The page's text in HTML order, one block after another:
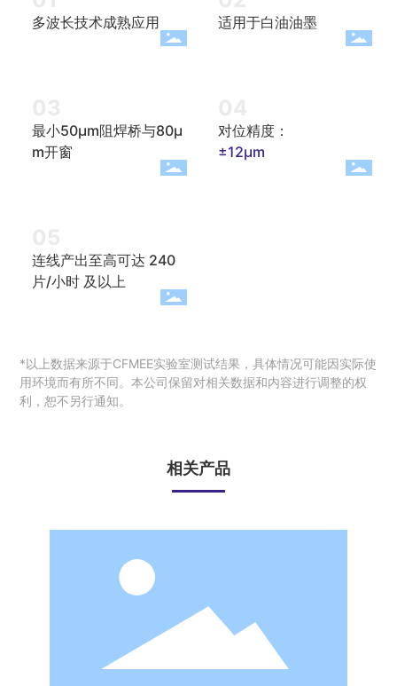
多波长技术成熟应用 适用于白油油墨
最小50μm阻焊桥与80μ
m开窗
对位精度：
±12μm
连线产出至高可达 240
片/小时 及以上
*以上数据来源于CFMEE实验室测试结果，具体情况可能因实际使
用环境而有所不同。本公司保留对相关数据和内容进行调整的权
利，恕不另行通知。
相关产品